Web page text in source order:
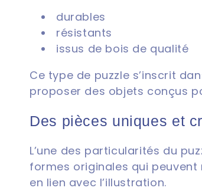
durables
résistants
issus de bois de qualité
Ce type de puzzle s’inscrit
proposer des objets conçus
Des pièces uniques et
L’une des particularités du
formes originales qui
en lien avec l’illustration.